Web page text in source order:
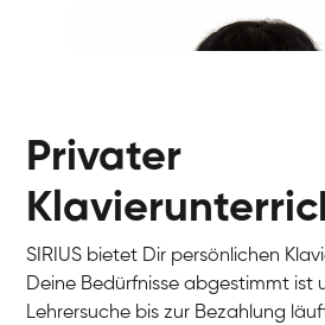
Privater
SIRIUS bietet Dir persönlichen
Deine Bedürfnisse abgestimmt ist
Lehrersuche bis zur Bezahlung